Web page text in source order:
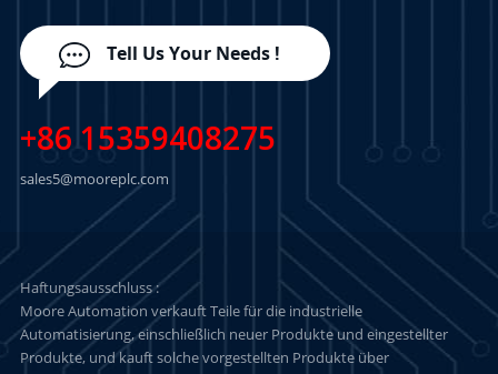
Tell Us Your Needs !
+86 15359408275
sales5@mooreplc.com
Haftungsausschluss :
Moore Automation verkauft Teile für die industrielle
Automatisierung, einschließlich neuer Produkte und eingestellter
Produkte, und kauft solche vorgestellten Produkte über